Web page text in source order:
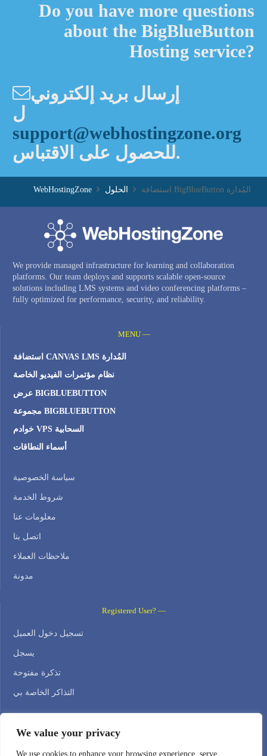
We value your privacy
We use cookies to enhance your browsing experience, serve
Do you have more questions
about the BigBlueButton
Hosting service?
إرسال بريد إلكتروني
ل
support@webhostingzone.org
للحصول على الاقتباس.
WebHostingZone الحلول استضافة BigBlueButton المُدارة
We provide managed infrastructure for learning and collaboration
platforms. Our team deploys and supports scalable open-source
solutions including LMS systems and video conferencing platforms –
fully optimized for performance, security, and reliability.
MENU —
استضافة CANVAS LMS المُدارة
نظام مؤتمرات الفيديو الخاصة
عرض BIGBLUEBUTTON
مجموعة BIGBLUEBUTTON
خوادم VPS السحابية
أسماء النطاقات
سياسة الخصوصية
شروط الخدمة
معلومات عنا
اتصل بنا
ملاحظات العملاء
مدونة
Registered User? —
تسجيل دخول العميل
يسجل
تذكرة مفتوحة
التذاكر الخاصة بي